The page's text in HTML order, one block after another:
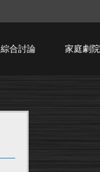
綜合討論 家庭劇院